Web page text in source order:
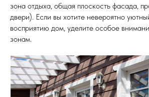
зона отдыха, общая плоскость фасада,
двери). Если вы хотите невероятно
восприятию дом, уделите особое
зонам.